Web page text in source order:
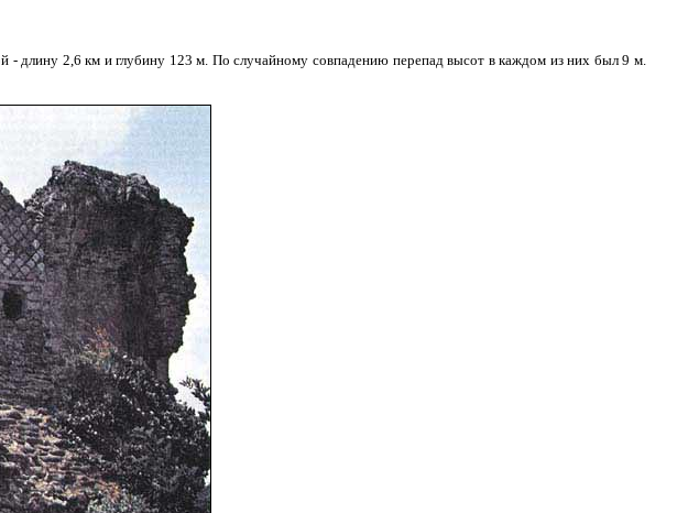
длину 2,6 км и глубину 123 м. По случайному совпадению перепад высот в каждом из них был 9 м.